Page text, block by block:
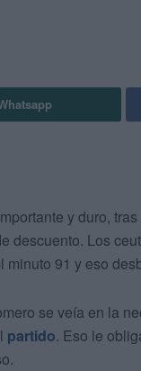
y duro,
descuento. Los
minuto 91 y eso
se veía en la
partido. Eso le